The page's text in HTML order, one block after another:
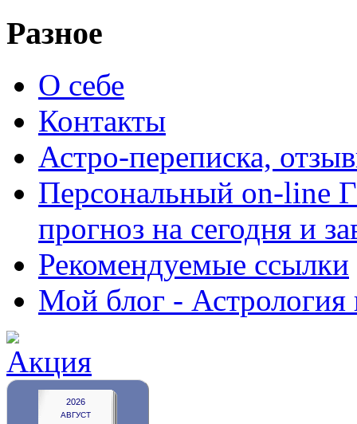
Разное
О себе
Контакты
Астро-переписка,
Персональный on-
прогноз на сегодня и
Рекомендуемые ссылки
Мой блог - Астрология